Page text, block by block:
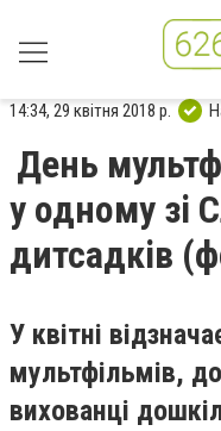
14:34, 29 квітня 2018 р.
День
у одному зі
дитсадків
У квітні
мультфільмів,
вихованці